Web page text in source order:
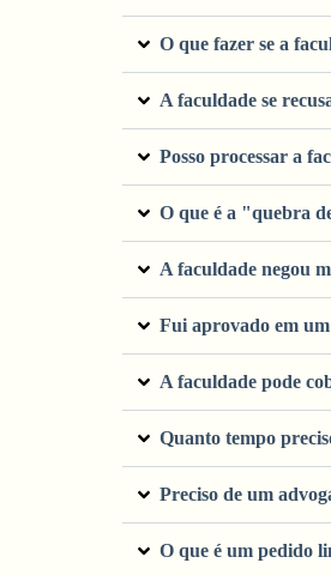
O que fazer se a
A faculdade se
Posso processar a
O que é a "quebra
A faculdade negou
Fui aprovado em um
A faculdade pode
Quanto tempo
Preciso de um
O que é um pedido